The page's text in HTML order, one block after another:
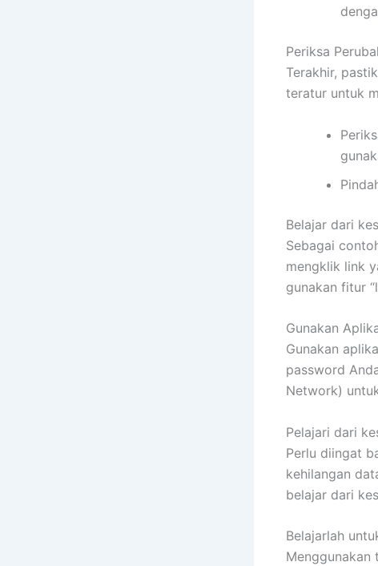
Periksa
Terakhir,
teratur untuk
Belajar dari
Sebagai
mengklik link
gunakan fitur
Gunakan
Gunakan
password
Network)
Pelajari dari
Perlu diingat
kehilangan
belajar dari
Belajarlah
Menggunakan